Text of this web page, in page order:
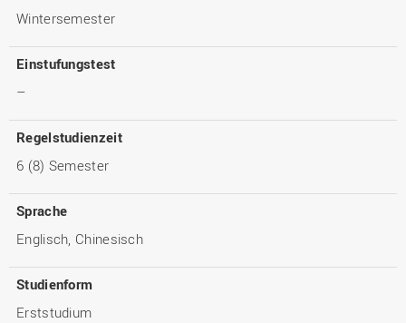
Wintersemester
Einstufungstest
–
Regelstudienzeit
6 (8) Semester
Sprache
Englisch, Chinesisch
Studienform
Erststudium